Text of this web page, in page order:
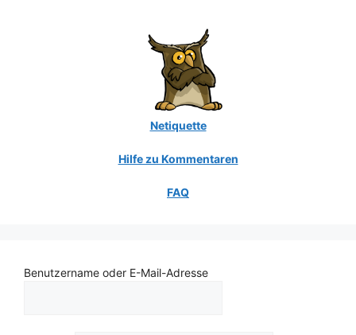
Netiquette
Hilfe zu Kommentaren
FAQ
Benutzername oder E-Mail-Adresse